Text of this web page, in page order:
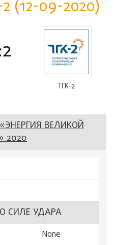
(12-09-2020)
ТГК-2
ВЕЛИКОЙ
2020
СИЛЕ УДАРА
None